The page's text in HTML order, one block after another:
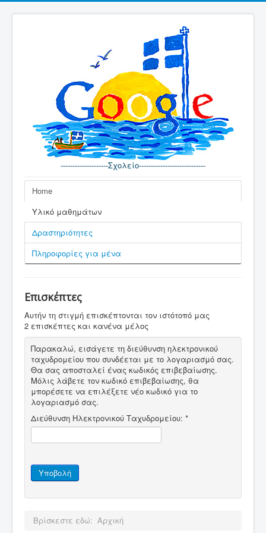
--------------------Σχολείο----------------------------
Home
Υλικό μαθημάτων
Δραστηριότητες
Πληροφορίες για μένα
Επισκέπτες
Αυτήν τη στιγμή επισκέπτονται τον ιστότοπό μας
2 επισκέπτες και κανένα μέλος
Παρακαλώ, εισάγετε τη διεύθυνση ηλεκτρονικού
ταχυδρομείου που συνδέεται με το λογαριασμό σας.
Θα σας αποσταλεί ένας κωδικός επιβεβαίωσης.
Μόλις λάβετε τον κωδικό επιβεβαίωσης, θα
μπορέσετε να επιλέξετε νέο κωδικό για το
λογαριασμό σας.
Διεύθυνση Ηλεκτρονικού Ταχυδρομείου: *
Υποβολή
Βρίσκεστε εδώ: Αρχική